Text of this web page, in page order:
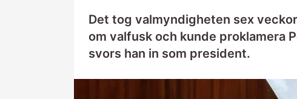
Det tog valmyndigheten sex
om valfusk och kunde proklamera
svors han in som president.